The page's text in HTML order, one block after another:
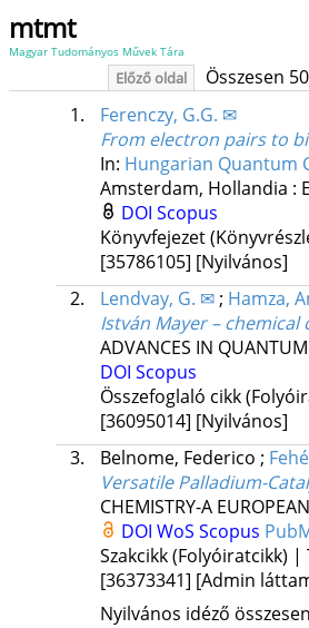
mtmt
Magyar Tudományos Művek Tára
Előző oldal Összesen
1.
Ferenczy, G.G. ✉
From electron pairs to
In: Hungarian Quantum
Amsterdam, Hollandia :
DOI Scopus
Könyvfejezet
[35786105] [Nyilvános]
2.
Lendvay, G. ✉; Hamza,
István Mayer –
ADVANCES IN
DOI Scopus
Összefoglaló cikk
[36095014] [Nyilvános]
3.
Belnome, Federico ;
Versatile Palladium-
CHEMISTRY-A
DOI WoS Scopus
Szakcikk (Folyóiratcikk)
[36373341] [Admin
Nyilvános idéző